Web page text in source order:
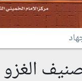
الغزو